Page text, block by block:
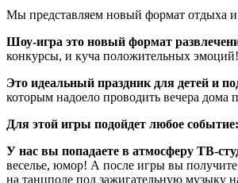
Мы представляем новый формат отдыха и
Шоу-игра это новый формат
конкурсы, и куча положительных эмоций!
Это идеальный праздник для детей и
которым надоело проводить вечера дома
Для этой игры подойдет любое событие:
У нас вы попадаете в атмосферу ТВ-
веселье, юмор! А после игры вы получите
на танцполе под зажигательную музыку